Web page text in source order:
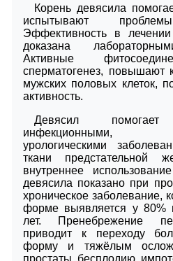
Корень девясила
испытывают
Эффективность в
доказана
Активные
сперматогенез, повышают
мужских половых клеток,
активность.
Девясил
инфекционными,
урологическими
ткани предстательной
внутреннее
девясила показано при
хроническое заболевание,
форме выявляется у 80%
лет. Пренебрежение
приводит к переходу
форму и тяжёлым
простаты, бесплодию,